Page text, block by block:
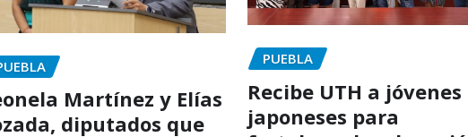
Martínez y Elías
diputados que
PUEBLA
Recibe UTH a jóvenes
japoneses para